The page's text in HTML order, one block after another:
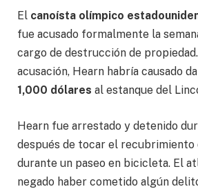
El canoísta olímpico
fue acusado formalmente la
cargo de destrucción de
acusación, Hearn habría causado
1,000 dólares al estanque del
Hearn fue arrestado y detenido
después de tocar el recubrimiento
durante un paseo en bicicleta. El
negado haber cometido algún